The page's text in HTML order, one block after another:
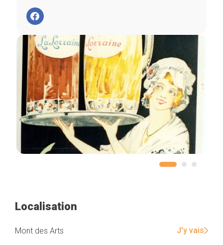
Localisation
Mont des Arts J'y vais